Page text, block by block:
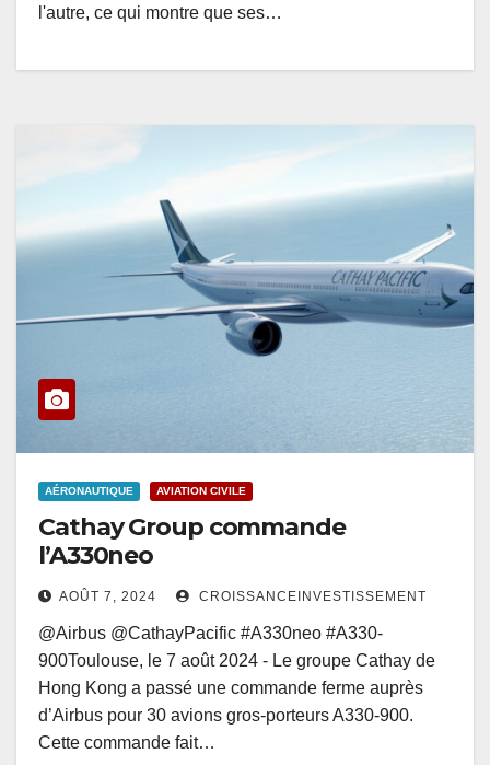
l'autre, ce qui montre que ses…
AÉRONAUTIQUE AVIATION CIVILE
Cathay Group commande
l’A330neo
AOÛT 7, 2024 CROISSANCEINVESTISSEMENT
@Airbus @CathayPacific #A330neo #A330-
900Toulouse, le 7 août 2024 - Le groupe Cathay de
Hong Kong a passé une commande ferme auprès
d’Airbus pour 30 avions gros-porteurs A330-900.
Cette commande fait…